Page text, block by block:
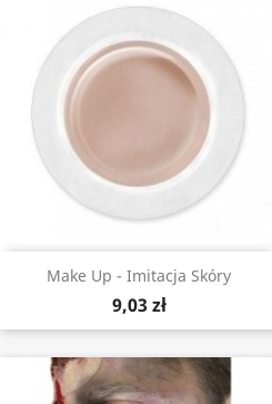
Make Up - Imitacja Skóry
9,03 zł